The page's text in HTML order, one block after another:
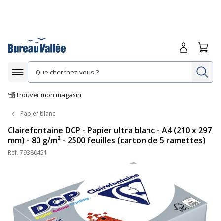
Afficher la navigation
Trouver mon magasin
Me
Papier blanc
Clairefontaine DCP - Papier ultra blanc - A4 (210 x 297
mm) - 80 g/m² - 2500 feuilles (carton de 5 ramettes)
Ref. 79380451